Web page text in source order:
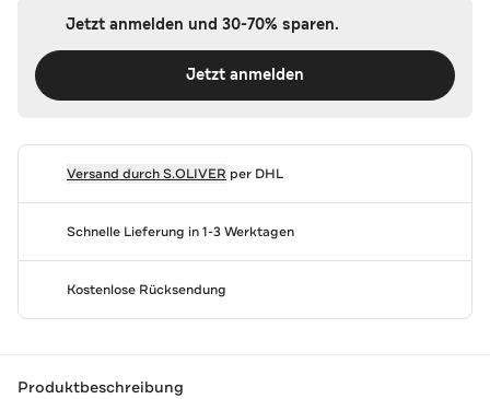
Jetzt anmelden und 30-70% sparen.
Jetzt anmelden
Versand durchS.OLIVER per DHL
Schnelle Lieferung in 1-3 Werktagen
Kostenlose Rücksendung
Produktbeschreibung